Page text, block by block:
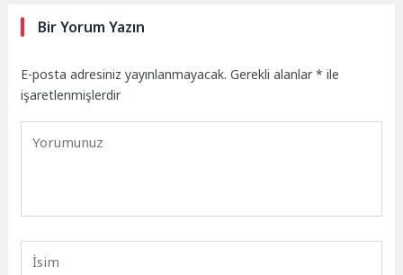
Bir Yorum Yazın
E-posta adresiniz yayınlanmayacak. Gerekli alanlar* ile
işaretlenmişlerdir